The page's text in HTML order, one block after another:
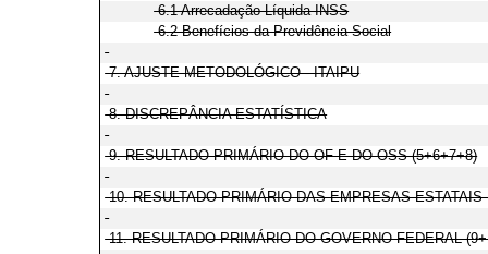
6.1 Arrecadação Líquida INSS
6.2 Benefícios da Previdência Social
7. AJUSTE METODOLÓGICO - ITAIPU
8. DISCREPÂNCIA ESTATÍSTICA
9. RESULTADO PRIMÁRIO DO OF E DO OSS (5+6+7+8)
10. RESULTADO PRIMÁRIO DAS EMPRESAS ESTATAIS
11. RESULTADO PRIMÁRIO DO GOVERNO FEDERAL